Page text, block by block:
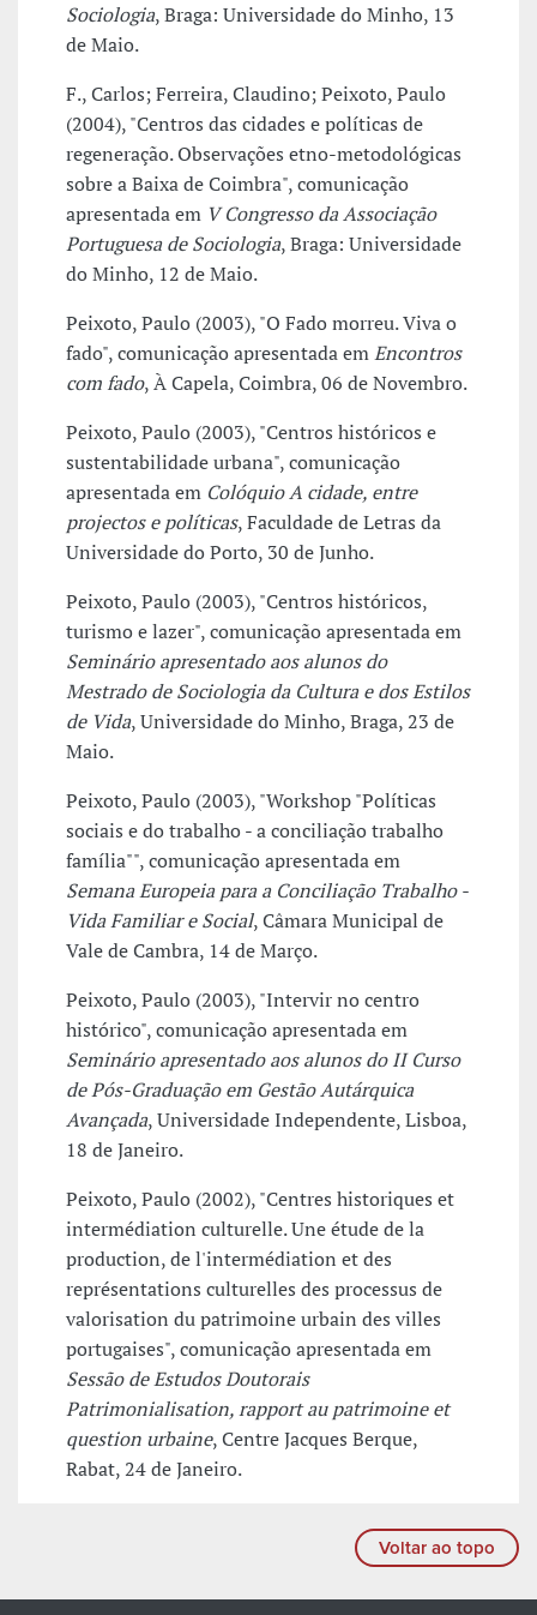
Sociologia, Braga: Universidade do Minho, 13
de Maio.
F., Carlos; Ferreira, Claudino; Peixoto, Paulo
(2004), "Centros das cidades e políticas de
regeneração. Observações etno-metodológicas
sobre a Baixa de Coimbra", comunicação
apresentada em V Congresso da Associação
Portuguesa de Sociologia, Braga: Universidade
do Minho, 12 de Maio.
Peixoto, Paulo (2003), "O Fado morreu. Viva o
fado", comunicação apresentada emEncontros
com fado, À Capela, Coimbra, 06 de Novembro.
Peixoto, Paulo (2003), "Centros históricos e
sustentabilidade urbana", comunicação
apresentada em Colóquio A cidade, entre
projectos e políticas, Faculdade de Letras da
Universidade do Porto, 30 de Junho.
Peixoto, Paulo (2003), "Centros históricos,
turismo e lazer", comunicação apresentada em
Seminário apresentado aos alunos do
Mestrado de Sociologia da Cultura e dos Estilos
de Vida, Universidade do Minho, Braga, 23 de
Maio.
Peixoto, Paulo (2003), "Workshop "Políticas
sociais e do trabalho - a conciliação trabalho
família"", comunicação apresentada em
Semana Europeia para a Conciliação Trabalho -
Vida Familiar e Social, Câmara Municipal de
Vale de Cambra, 14 de Março.
Peixoto, Paulo (2003), "Intervir no centro
histórico", comunicação apresentada em
Seminário apresentado aos alunos do II Curso
de Pós-Graduação em Gestão Autárquica
Avançada, Universidade Independente, Lisboa,
18 de Janeiro.
Peixoto, Paulo (2002), "Centres historiques et
intermédiation culturelle. Une étude de la
production, de l'intermédiation et des
représentations culturelles des processus de
valorisation du patrimoine urbain des villes
portugaises", comunicação apresentada em
Sessão de Estudos Doutorais
Patrimonialisation, rapport au patrimoine et
question urbaine, Centre Jacques Berque,
Rabat, 24 de Janeiro.
Voltar ao topo